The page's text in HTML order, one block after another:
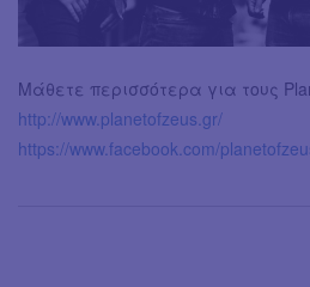
Μάθετε περισσότερα για τους
http://www.planetofzeus.gr/
https://www.facebook.com/